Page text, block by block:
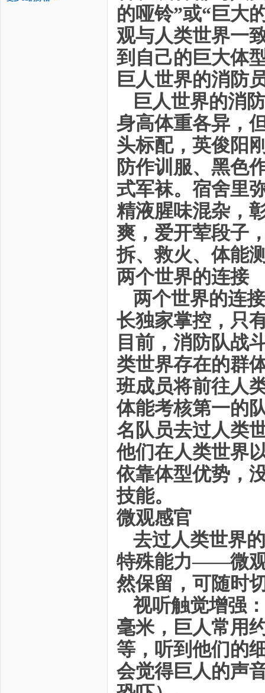
的哑铃”或“巨大
观与人类世界一
到自己的巨大体
巨人世界的消防
巨人世界的消
身高体重各异，
头标配，英俊阳
防作训服、黑色
式军袜。宿舍里
精液腥味混杂，
爽，爱开荤段子
拆、救火、体能
两个世界的连接
两个世界的连
长独家掌控，只
目前，消防队战
类世界存在的群
班成员将前往人
体能考核第一的
名队员去过人类
他们在人类世界
依靠体型优势，
技能。
微观感官
去过人类世界
特殊能力——微观
然保留，可随时
视听触觉增强
毫米，巨人常用
等，听到他们的
会觉得巨人的声